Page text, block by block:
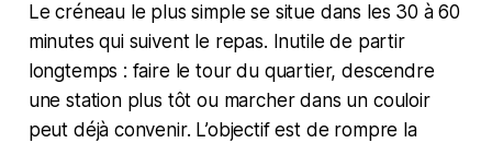
Le créneau le plus simple se situe dans les 30 à 60
minutes qui suivent le repas. Inutile de partir
longtemps : faire le tour du quartier, descendre
une station plus tôt ou marcher dans un couloir
peut déjà convenir. L’objectif est de rompre la